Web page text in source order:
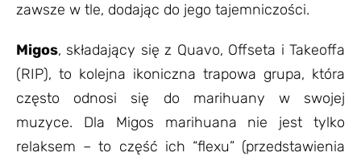
zawsze w tle, dodając do jego tajemniczości.
Migos, składający się z Quavo, Offseta i Takeoffa
(RIP), to kolejna ikoniczna trapowa grupa, która
często odnosi się do marihuany w swojej
muzyce. Dla Migos marihuana nie jest tylko
relaksem – to część ich “flexu” (przedstawienia